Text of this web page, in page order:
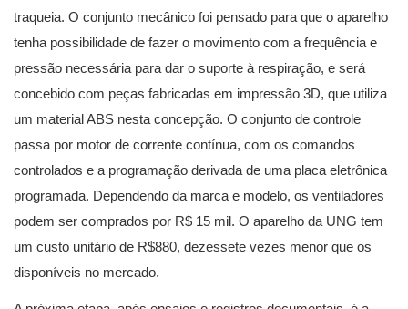
traqueia. O conjunto mecânico foi pensado para que o aparelho
tenha possibilidade de fazer o movimento com a frequência e
pressão necessária para dar o suporte à respiração, e será
concebido com peças fabricadas em impressão 3D, que utiliza
um material ABS nesta concepção. O conjunto de controle
passa por motor de corrente contínua, com os comandos
controlados e a programação derivada de uma placa eletrônica
programada. Dependendo da marca e modelo, os ventiladores
podem ser comprados por R$ 15 mil. O aparelho da UNG tem
um custo unitário de R$880, dezessete vezes menor que os
disponíveis no mercado.